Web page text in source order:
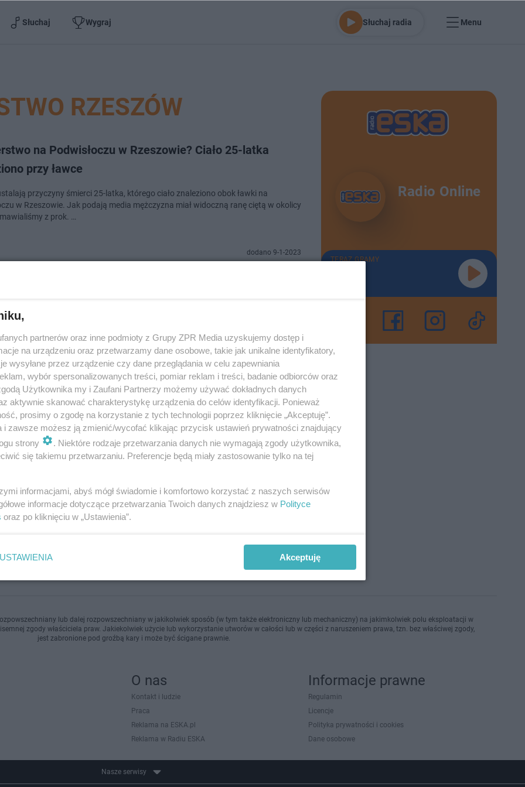
Słuchaj Wygraj Słuchaj radia Menu
RZESZÓW
na Podwisłoczu w Rzeszowie? Ciało 25-latka
przy ławce
przyczyny śmierci 25-latka, którego ciało znaleziono obok ławki na
w Rzeszowie. Jak podają media mężczyzna miał widoczną ranę ciętą w okolicy
z prok. …
dodano 9-1-2023
z bloków ujawniono ciało 47-letniej kobiety, mieszkanki Rzeszowa. Nowe
ujawnia Prokurator R…
dodano 10-12-2021
kłótni. Kobieta zadała śmiertelny cios nożem
nożem w szyję. Mężc…
Radio Online
TERAZ GRAMY
lub dalej rozpowszechniany w jakikolwiek sposób (w tym także elektroniczny lub mechaniczny) na jakimkolwiek polu eksploatacji w
zgody właściciela praw. Jakiekolwiek użycie lub wykorzystanie utworów w całości lub w części z naruszeniem prawa, tzn. bez właściwej zgody,
jest zabronione pod groźbą kary i może być ścigane prawnie.
O nas
Kontakt i ludzie
Praca
Reklama na ESKA.pl
Reklama w Radiu ESKA
Informacje prawne
Regulamin
Licencje
Polityka prywatności i cookies
Dane osobowe
Nasze serwisy
partnerów oraz inne podmioty z Grupy ZPR Media uzyskujemy dostęp i
na urządzeniu oraz przetwarzamy dane osobowe, takie jak unikalne identyfikatory,
wysyłane przez urządzenie czy dane przeglądania w celu zapewniania
wybór spersonalizowanych treści, pomiar reklam i treści, badanie odbiorców oraz
Użytkownika my i Zaufani Partnerzy możemy używać dokładnych danych
aktywnie skanować charakterystykę urządzenia do celów identyfikacji. Ponieważ
prosimy o zgodę na korzystanie z tych technologii poprzez kliknięcie „Akceptuję”.
i zawsze możesz ją zmienić/wycofać klikając przycisk ustawień prywatności znajdujący
strony
. Niektóre rodzaje przetwarzania danych nie wymagają zgody użytkownika,
się takiemu przetwarzaniu. Preferencje będą miały zastosowanie tylko na tej
informacjami, abyś mógł świadomie i komfortowo korzystać z naszych serwisów
informacje dotyczące przetwarzania Twoich danych znajdziesz w Polityce
oraz po kliknięciu w „Ustawienia”.
USTAWIENIA Akceptuję